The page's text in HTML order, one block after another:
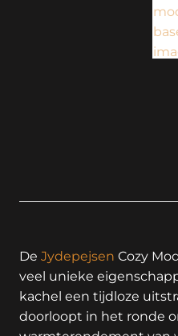
De Jydepejsen Cozy
veel unieke
kachel een tijdloze
doorloopt in het ronde